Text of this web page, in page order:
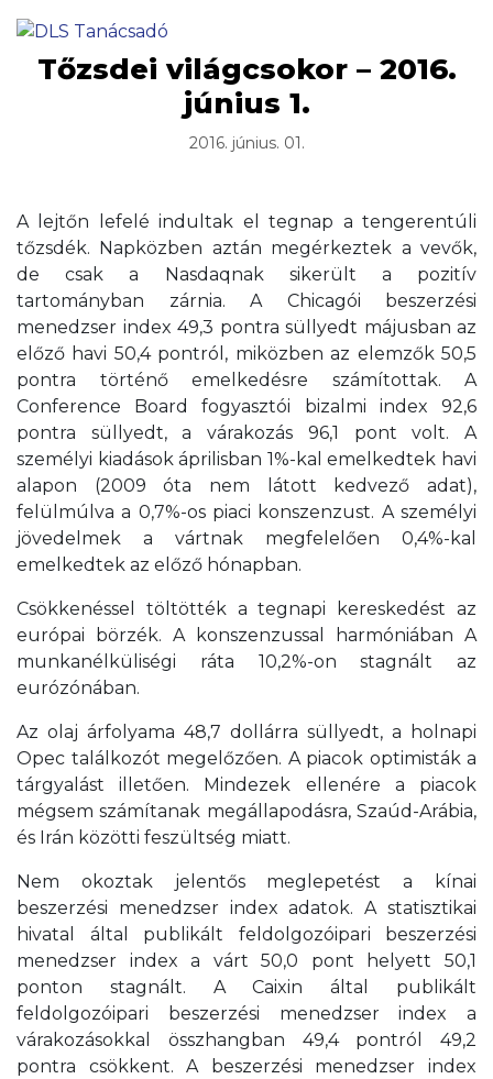
Tőzsdei világcsokor – 2016.
június 1.
2016. június. 01.
A lejtőn lefelé indultak el tegnap a tengerentúli
tőzsdék. Napközben aztán megérkeztek a vevők,
de csak a Nasdaqnak sikerült a pozitív
tartományban zárnia. A Chicagói beszerzési
menedzser index 49,3 pontra süllyedt májusban az
előző havi 50,4 pontról, miközben az elemzők 50,5
pontra történő emelkedésre számítottak. A
Conference Board fogyasztói bizalmi index 92,6
pontra süllyedt, a várakozás 96,1 pont volt. A
személyi kiadások áprilisban 1%-kal emelkedtek havi
alapon (2009 óta nem látott kedvező adat),
felülmúlva a 0,7%-os piaci konszenzust. A személyi
jövedelmek a vártnak megfelelően 0,4%-kal
emelkedtek az előző hónapban.
Csökkenéssel töltötték a tegnapi kereskedést az
európai börzék. A konszenzussal harmóniában A
munkanélküliségi ráta 10,2%-on stagnált az
eurózónában.
Az olaj árfolyama 48,7 dollárra süllyedt, a holnapi
Opec találkozót megelőzően. A piacok optimisták a
tárgyalást illetően. Mindezek ellenére a piacok
mégsem számítanak megállapodásra, Szaúd-Arábia,
és Irán közötti feszültség miatt.
Nem okoztak jelentős meglepetést a kínai
beszerzési menedzser index adatok. A statisztikai
hivatal által publikált feldolgozóipari beszerzési
menedzser index a várt 50,0 pont helyett 50,1
ponton stagnált. A Caixin által publikált
feldolgozóipari beszerzési menedzser index a
várakozásokkal összhangban 49,4 pontról 49,2
pontra csökkent. A beszerzési menedzser index